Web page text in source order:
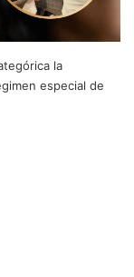
la
especial de